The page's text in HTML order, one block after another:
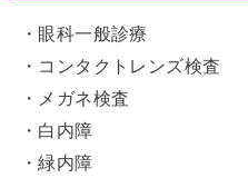
・眼科一般診療
・コンタクトレンズ検査
・メガネ検査
・白内障
・緑内障